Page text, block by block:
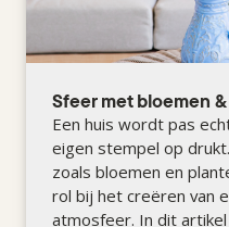
Sfeer met bloemen
Een huis wordt pas
eigen stempel op
zoals bloemen en
rol bij het creëren van
atmosfeer. In dit